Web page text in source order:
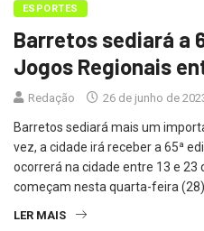
ESPORTES
Barretos sediará a
Jogos Regionais
Redação 26 de junho de
Barretos sediará mais um
vez, a cidade irá receber a 65ª
ocorrerá na cidade entre 13 e 23
começam nesta quarta-feira
LER MAIS